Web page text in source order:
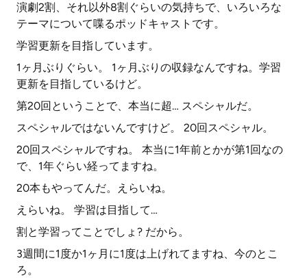
演劇2割、それ以外8割ぐらいの気持ちで、いろいろな
テーマについて喋るポッドキャストです。
学習更新を目指しています。
1ヶ月ぶりぐらい。 1ヶ月ぶりの収録なんですね。学習
更新を目指しているけど。
第20回ということで、本当に超… スペシャルだ。
スペシャルではないんですけど。 20回スペシャル。
20回スペシャルですね。 本当に1年前とかが第1回なの
で、1年ぐらい経ってますね。
20本もやってんだ。えらいね。
えらいね。 学習は目指して…
割と学習ってことでしょ? だから。
3週間に1度か1ヶ月に1度は上げれてますね、今のとこ
ろ。